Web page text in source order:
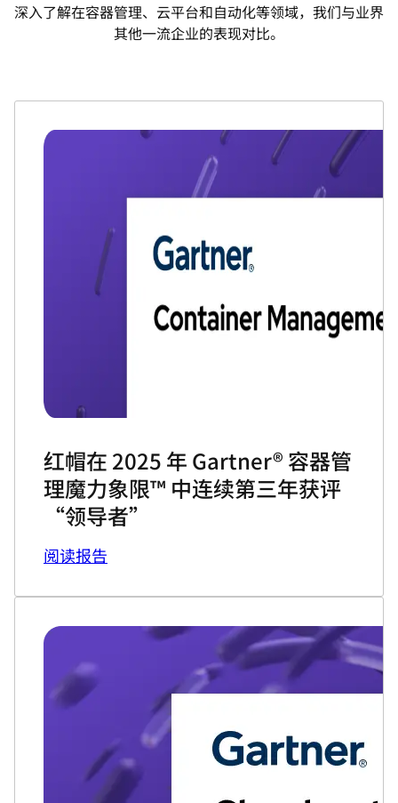
深入了解在容器管理、云平台和自动化等领域，我们与业界
其他一流企业的表现对比。
红帽在 2025 年 Gartner® 容器管
理魔力象限™ 中连续第三年获评
“领导者”
阅读报告